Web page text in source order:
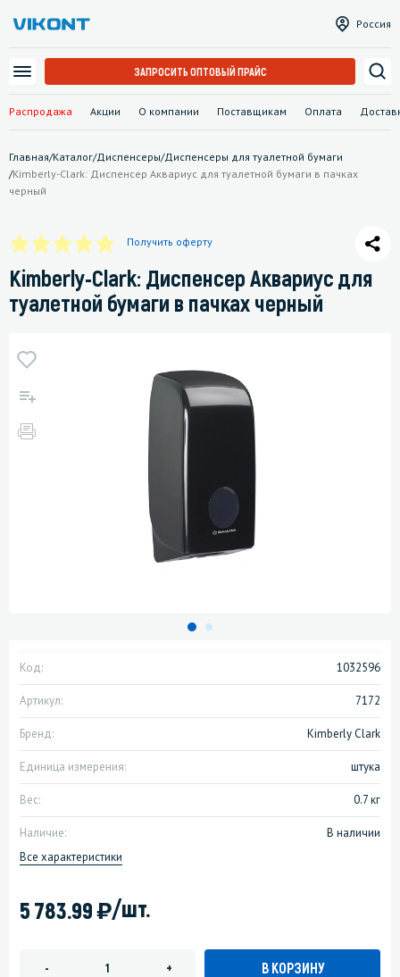
Распродажа Акции О компании Поставщикам Оплата
Россия
ЗАПРОСИТЬ ОПТОВЫЙ ПРАЙС
Главная/Каталог/Диспенсеры/Диспенсеры для туалетной бумаги
/Kimberly-Clark: Диспенсер Аквариус для туалетной бумаги в пачках
черный
Получить оферту
Kimberly-Clark: Диспенсер Аквариус для
туалетной бумаги в пачках черный
Код: 1032596
Артикул: 7172
Бренд: Kimberly Clark
Единица измерения: штука
Вес: 0.7 кг
Наличие:
В наличии
Все характеристики
5 783.99)/шт.
- + В КОРЗИНУ